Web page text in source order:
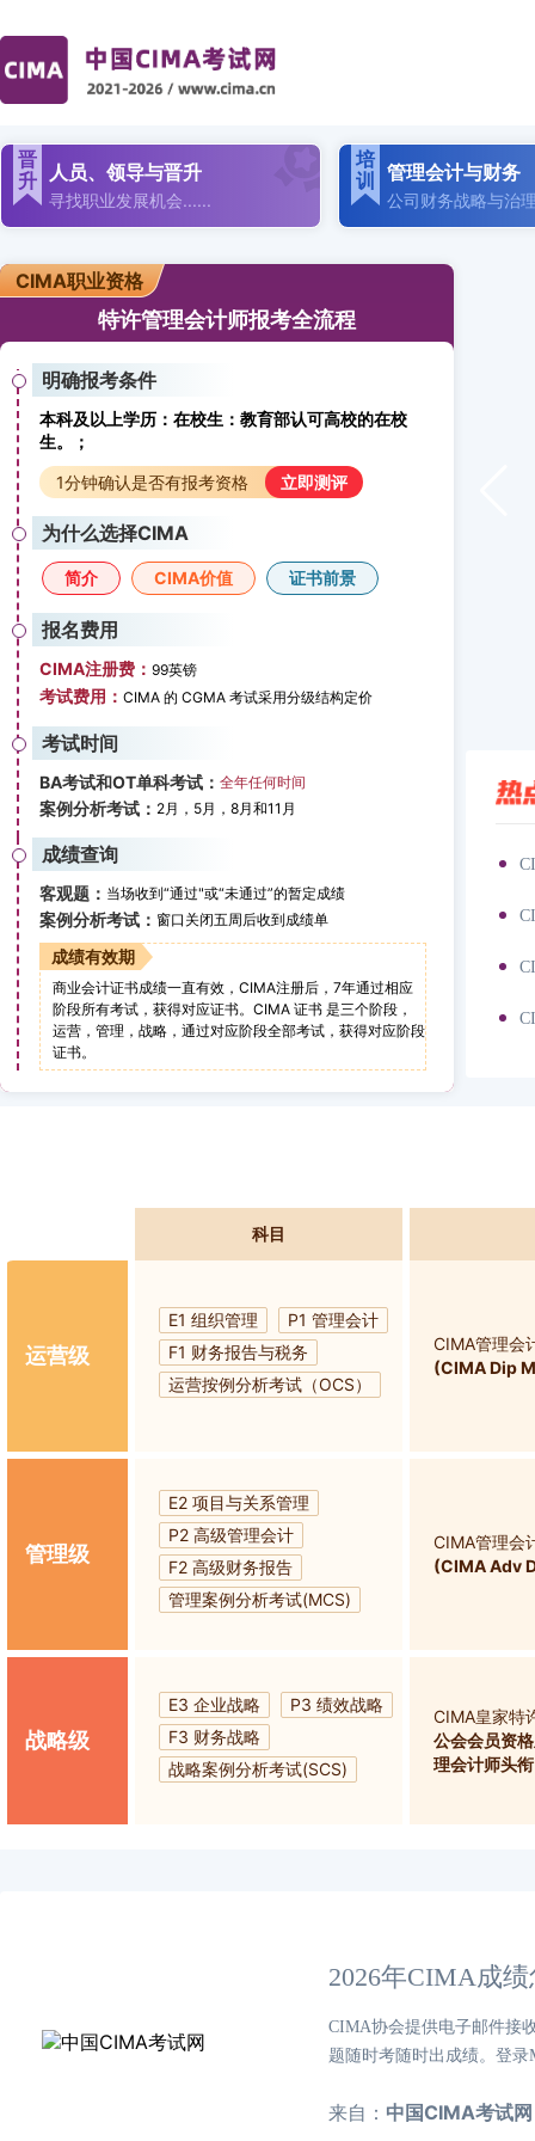
晋
升
人员、领导与晋升
寻找职业发展机会......
培
训
管理会计与财务
公司财务战略与治
CIMA职业资格
特许管理会计师报考全流程
明确报考条件
本科及以上学历：在校生：教育部认可高校的在校
生。；
1分钟确认是否有报考资格
立即测评
为什么选择CIMA
简介 CIMA价值 证书前景
报名费用
CIMA注册费： 99英镑
考试费用： CIMA 的 CGMA 考试采用分级结构定价
考试时间
BA考试和OT单科考试： 全年任何时间
案例分析考试： 2月，5月，8月和11月
成绩查询
客观题： 当场收到“通过"或“未通过”的暂定成绩
案例分析考试： 窗口关闭五周后收到成绩单
成绩有效期
商业会计证书成绩一直有效，CIMA注册后，7年通过相应
阶段所有考试，获得对应证书。CIMA 证书 是三个阶段，
运营，管理，战略，通过对应阶段全部考试，获得对应阶段
证书。
快来看看！
？
，点击查看详情 2026-06-27
2026-06-26
科目
运营级
E1 组织管理
P1 管理会计
F1 财务报告与税务
运营按例分析考试（OCS）
CIMA管理会
(CIMA Dip
管理级
E2 项目与关系管理
P2 高级管理会计
F2 高级财务报告
管理案例分析考试(MCS)
CIMA管理会
(CIMA Adv
战略级
E3 企业战略
P3 绩效战略
F3 财务战略
战略案例分析考试(SCS)
CIMA皇家特
公会会员资
理会计师头衔
2026年CIMA成
CIMA协会提供电子邮件接
题随时考随时出成绩。登
来自： 中国CIMA考试网